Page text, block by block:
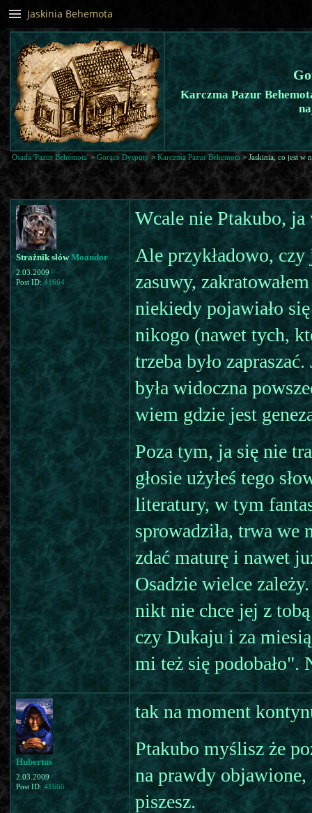
Karczma Pazur
Osada 'Pazur Behemota' > Gorące Dysputy > Karczma Pazur Behemota > Jaskinia, co jest w
Strażnik słówMoandor
2.03.2009
Post ID: 41664
Wcale nie Ptakubo, ja
Ale przykładowo,
zasuwy,
niekiedy pojawiało
nikogo (nawet tych,
trzeba było
była widoczna
wiem gdzie jest
Poza tym, ja się nie
głosie użyłeś tego
literatury, w tym
sprowadziła, trwa we
zdać maturę i nawet
Osadzie wielce
nikt nie chce jej z
czy Dukaju i za
mi też się podobało".
Hubertus
2.03.2009
Post ID: 41666
tak na moment
Ptakubo myślisz że
na prawdy objawione,
piszesz.
Jaskinia Behemota